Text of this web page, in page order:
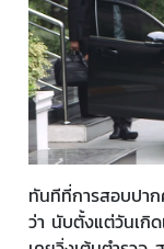
ทันทีที่การสอบปา
ว่า นับตั้งแต่วันเกิ